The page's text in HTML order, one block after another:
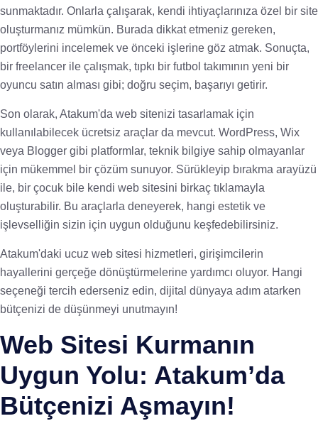
sunmaktadır. Onlarla çalışarak, kendi ihtiyaçlarınıza özel bir site
oluşturmanız mümkün. Burada dikkat etmeniz gereken,
portföylerini incelemek ve önceki işlerine göz atmak. Sonuçta,
bir freelancer ile çalışmak, tıpkı bir futbol takımının yeni bir
oyuncu satın alması gibi; doğru seçim, başarıyı getirir.
Son olarak, Atakum'da web sitenizi tasarlamak için
kullanılabilecek ücretsiz araçlar da mevcut. WordPress, Wix
veya Blogger gibi platformlar, teknik bilgiye sahip olmayanlar
için mükemmel bir çözüm sunuyor. Sürükleyip bırakma arayüzü
ile, bir çocuk bile kendi web sitesini birkaç tıklamayla
oluşturabilir. Bu araçlarla deneyerek, hangi estetik ve
işlevselliğin sizin için uygun olduğunu keşfedebilirsiniz.
Atakum'daki ucuz web sitesi hizmetleri, girişimcilerin
hayallerini gerçeğe dönüştürmelerine yardımcı oluyor. Hangi
seçeneği tercih ederseniz edin, dijital dünyaya adım atarken
bütçenizi de düşünmeyi unutmayın!
Web Sitesi Kurmanın
Uygun Yolu: Atakum’da
Bütçenizi Aşmayın!